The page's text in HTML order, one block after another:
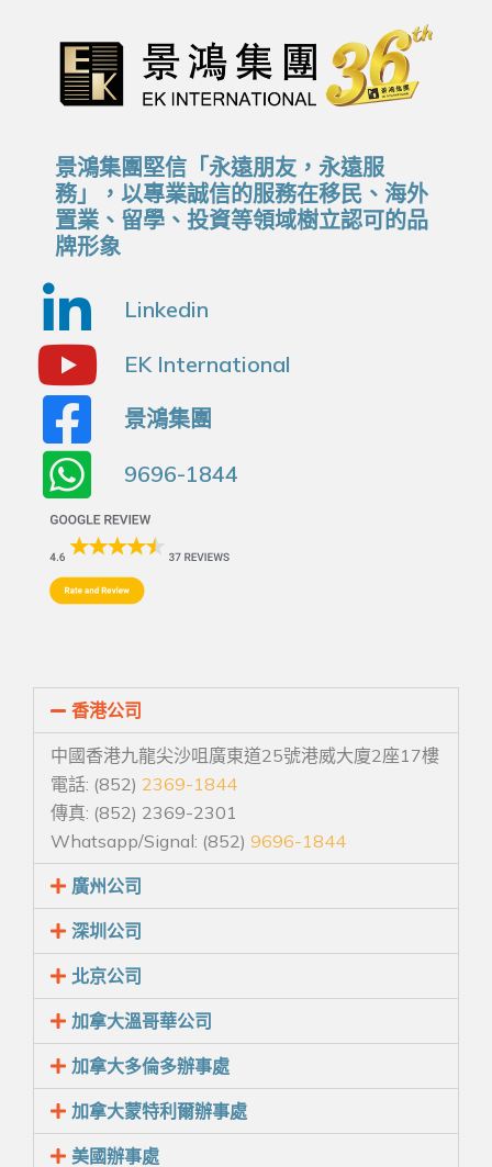
景鴻集團堅信「永遠朋友，永遠服
務」，以專業誠信的服務在移民、海外
置業、留學、投資等領域樹立認可的品
牌形象
Linkedin
EK International
景鴻集團
9696-1844
香港公司
中國香港九龍尖沙咀廣東道25號港威大廈2座17樓
電話: (852) 2369-1844
傳真: (852) 2369-2301
Whatsapp/Signal: (852) 9696-1844
廣州公司
深圳公司
北京公司
加拿大溫哥華公司
加拿大多倫多辦事處
加拿大蒙特利爾辦事處
美國辦事處